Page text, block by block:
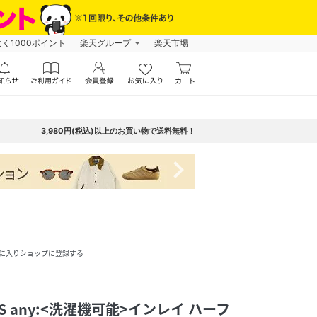
1000ポイント 楽天グループ 楽天市場
3,980円(税込)以上のお買い物で送料無料！
navigate_next
入りショップに登録する
any:<洗濯機可能>インレイ ハーフ